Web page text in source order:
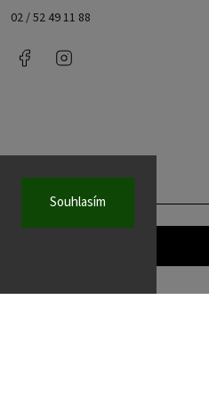
Souhlasím
02 / 52 49 11 88
Facebook